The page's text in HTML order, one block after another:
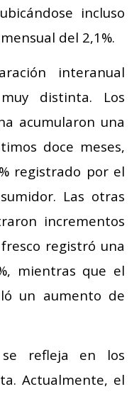
incluso
del 2,1%.
interanual
distinta. Los
acumularon una
doce meses,
registrado por el
Las otras
incrementos
registró una
mientras que el
un aumento de
refleja en los
Actualmente, el